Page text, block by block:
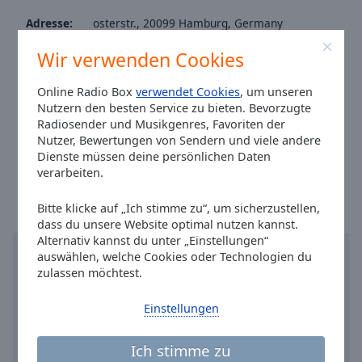
Wir verwenden Cookies
Online Radio Boxverwendet Cookies, um unseren
Nutzern den besten Service zu bieten. Bevorzugte
Radiosender und Musikgenres, Favoriten der
Nutzer, Bewertungen von Sendern und viele andere
Dienste müssen deine persönlichen Daten
verarbeiten.
Bitte klicke auf „Ich stimme zu“, um sicherzustellen,
dass du unsere Website optimal nutzen kannst.
Alternativ kannst du unter „Einstellungen“
auswählen, welche Cookies oder Technologien du
zulassen möchtest.
Ich stimme zu
Einstellungen
Area
Opacity
Adresse:
osterstr., 20099 Hamburg, Germany
Email:
info@mabu-beatz-radio.com
Facebook:
@mabubeatzradio
Instagram: @mabu_beatz_radio
Youtube:
@featured
Ortszeit in Hamburg:08:48,08.07.2026